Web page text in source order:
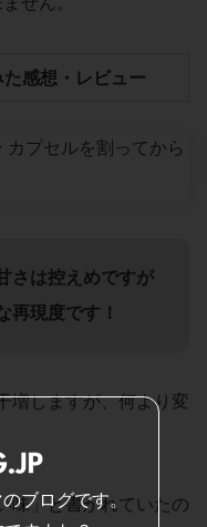
感想・レビュー
さは控えめですが
再現度です！
増しますが、何より変
味」と書かれていたの
ブログです。